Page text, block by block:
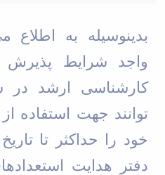
بدینوسیله به اطلاع
واجد شرایط
کارشناسی ارشد در سال
توانند جهت استفاده
دفتر هدایت